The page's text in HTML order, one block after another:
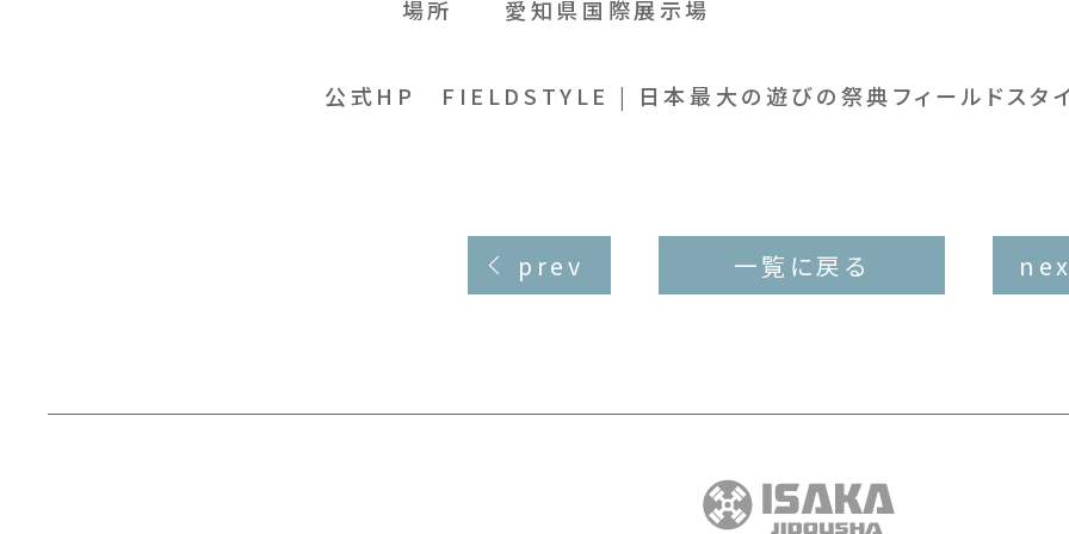
場所 愛知県国際展示場
公式HP FIELDSTYLE | 日本最大の遊びの祭典フィールドスタ
prev 一覧に戻る